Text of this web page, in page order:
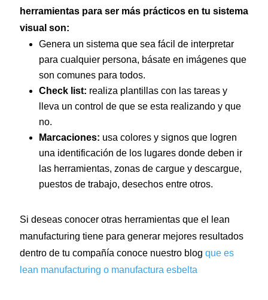
herramientas para ser más prácticos en tu sistema
visual son:
Genera un sistema que sea fácil de interpretar
para cualquier persona, básate en imágenes que
son comunes para todos.
Check list: realiza plantillas con las tareas y
lleva un control de que se esta realizando y que
no.
Marcaciones: usa colores y signos que logren
una identificación de los lugares donde deben ir
las herramientas, zonas de cargue y descargue,
puestos de trabajo, desechos entre otros.
Si deseas conocer otras herramientas que el lean
manufacturing tiene para generar mejores resultados
dentro de tu compañía conoce nuestro blog que es
lean manufacturing o manufactura esbelta